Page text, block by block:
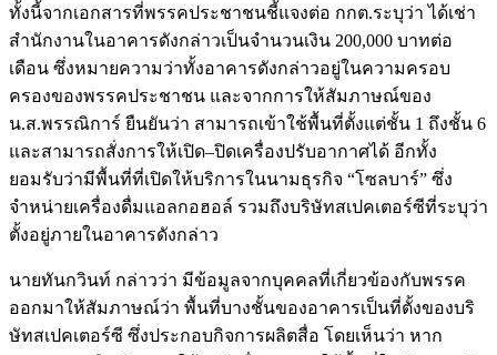
ทั้งนี้จากเอกสารที่พรรคประชาชนชี้แจงต่อ กกต.ระบุว่า ได้เช่า
สำนักงานในอาคารดังกล่าวเป็นจำนวนเงิน 200,000 บาทต่อ
เดือน ซึ่งหมายความว่าทั้งอาคารดังกล่าวอยู่ในความครอบ
ครองของพรรคประชาชน และจากการให้สัมภาษณ์ของ
น.ส.พรรณิการ์ ยืนยันว่า สามารถเข้าใช้พื้นที่ตั้งแต่ชั้น 1 ถึงชั้น 6
และสามารถสั่งการให้เปิด–ปิดเครื่องปรับอากาศได้ อีกทั้ง
ยอมรับว่ามีพื้นที่ที่เปิดให้บริการในนามธุรกิจ “โซลบาร์” ซึ่ง
จำหน่ายเครื่องดื่มแอลกอฮอล์ รวมถึงบริษัทสเปคเตอร์ซีที่ระบุว่า
ตั้งอยู่ภายในอาคารดังกล่าว
นายทันกวินท์ กล่าวว่า มีข้อมูลจากบุคคลที่เกี่ยวข้องกับพรรค
ออกมาให้สัมภาษณ์ว่า พื้นที่บางชั้นของอาคารเป็นที่ตั้งของบริ
ษัทสเปคเตอร์ซี ซึ่งประกอบกิจการผลิตสื่อ โดยเห็นว่า หาก